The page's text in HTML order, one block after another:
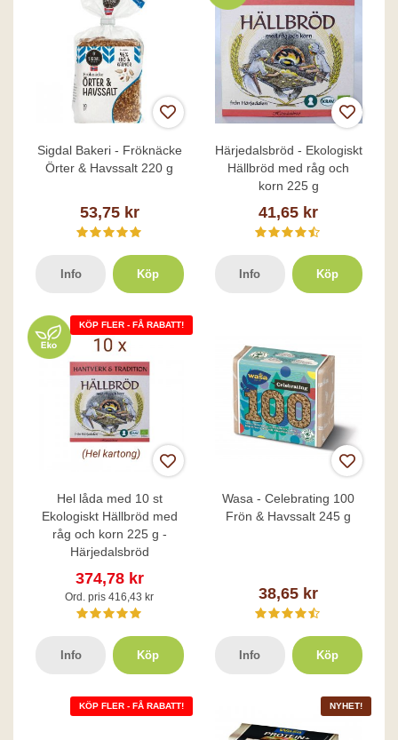
Sigdal Bakeri - Fröknäcke
Örter & Havssalt 220 g
53,75 kr
Info Köp
Härjedalsbröd - Ekologiskt
Hällbröd med råg och
korn 225 g
41,65 kr
Info Köp
KÖP FLER - FÅ RABATT!
Hel låda med 10 st
Ekologiskt Hällbröd med
råg och korn 225 g -
Härjedalsbröd
374,78 kr
Ord. pris 416,43 kr
Info Köp
Wasa - Celebrating 100
Frön & Havssalt 245 g
38,65 kr
Info Köp
KÖP FLER - FÅ RABATT! NYHET!